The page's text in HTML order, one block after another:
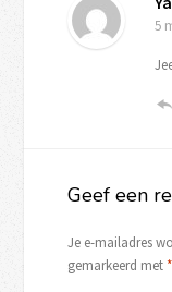
5
Geef een
Je e-mailadres
gemarkeerd met*